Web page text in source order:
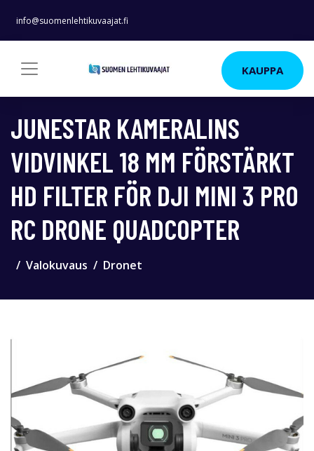
info@suomenlehtikuvaajat.fi
KAUPPA
JUNESTAR KAMERALINS
VIDVINKEL 18 MM FÖRSTÄRKT
HD FILTER FÖR DJI MINI 3 PRO
RC DRONE QUADCOPTER
Valokuvaus Dronet